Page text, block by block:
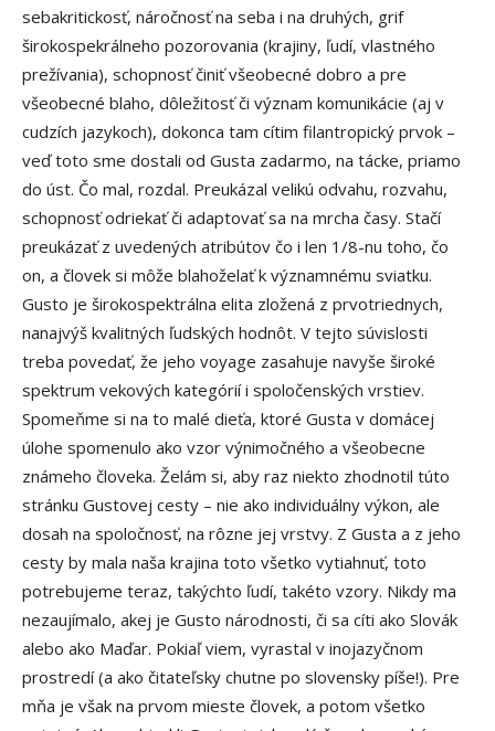
sebakritickosť, náročnosť na seba i na druhých, grif
širokospekrálneho pozorovania (krajiny, ľudí, vlastného
prežívania), schopnosť činiť všeobecné dobro a pre
všeobecné blaho, dôležitosť či význam komunikácie (aj v
cudzích jazykoch), dokonca tam cítim filantropický prvok –
veď toto sme dostali od Gusta zadarmo, na tácke, priamo
do úst. Čo mal, rozdal. Preukázal velikú odvahu, rozvahu,
schopnosť odriekať či adaptovať sa na mrcha časy. Stačí
preukázať z uvedených atribútov čo i len 1/8-nu toho, čo
on, a človek si môže blahoželať k významnému sviatku.
Gusto je širokospektrálna elita zložená z prvotriednych,
nanajvýš kvalitných ľudských hodnôt. V tejto súvislosti
treba povedať, že jeho voyage zasahuje navyše široké
spektrum vekových kategórií i spoločenských vrstiev.
Spomeňme si na to malé dieťa, ktoré Gusta v domácej
úlohe spomenulo ako vzor výnimočného a všeobecne
známeho človeka. Želám si, aby raz niekto zhodnotil túto
stránku Gustovej cesty – nie ako individuálny výkon, ale
dosah na spoločnosť, na rôzne jej vrstvy. Z Gusta a z jeho
cesty by mala naša krajina toto všetko vytiahnuť, toto
potrebujeme teraz, takýchto ľudí, takéto vzory. Nikdy ma
nezaujímalo, akej je Gusto národnosti, či sa cíti ako Slovák
alebo ako Maďar. Pokiaľ viem, vyrastal v inojazyčnom
prostredí (a ako čitateľsky chutne po slovensky píše!). Pre
mňa je však na prvom mieste človek, a potom všetko